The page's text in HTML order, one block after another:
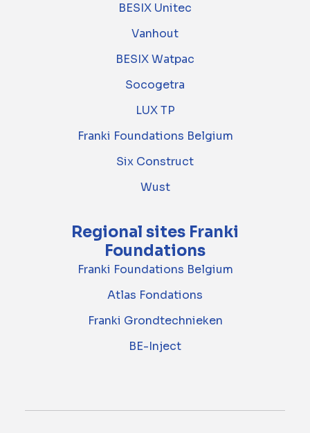
BESIX Unitec
Vanhout
BESIX Watpac
Socogetra
LUX TP
Franki Foundations Belgium
Six Construct
Wust
Regional sites Franki
Foundations
Franki Foundations Belgium
Atlas Fondations
Franki Grondtechnieken
BE-Inject